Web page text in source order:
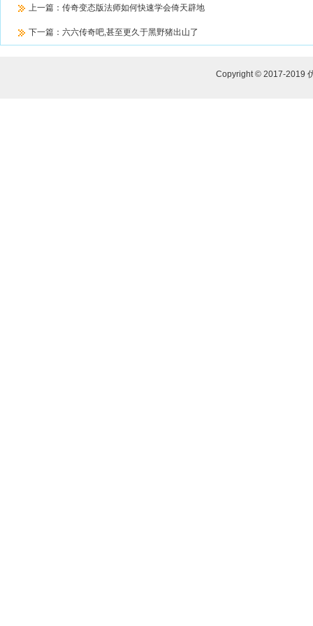
上一篇： 传奇变态版法师如何快速学会倚天辟地
下一篇： 六六传奇吧,甚至更久于黑野猪出山了
Copyright © 2017-2019